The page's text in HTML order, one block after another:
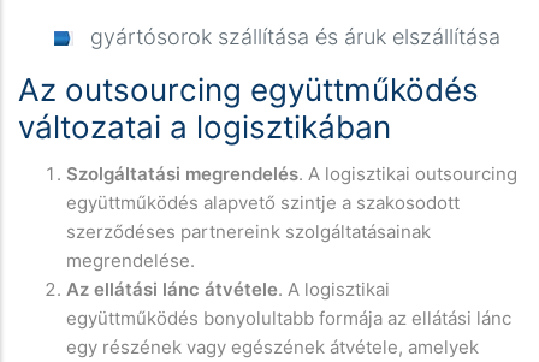
gyártósorok szállítása és áruk elszállítása
Az outsourcing együttműködés
változatai a logisztikában
Szolgáltatási megrendelés. A logisztikai outsourcing
együttműködés alapvető szintje a szakosodott
szerződéses partnereink szolgáltatásainak
megrendelése.
Az ellátási lánc átvétele. A logisztikai
együttműködés bonyolultabb formája az ellátási lánc
egy részének vagy egészének átvétele, amelyek